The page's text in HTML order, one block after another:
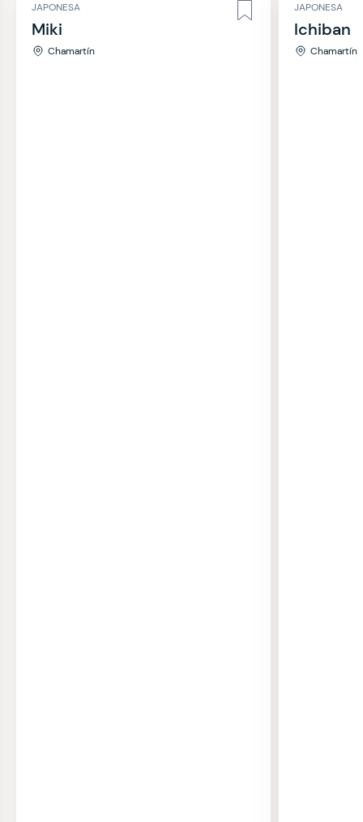
JAPONESA
Miki
Chamartín
JAPONESA
Ichiban
Chamartín